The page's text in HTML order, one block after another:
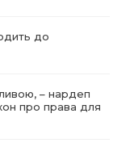
до
– нардеп
про права для